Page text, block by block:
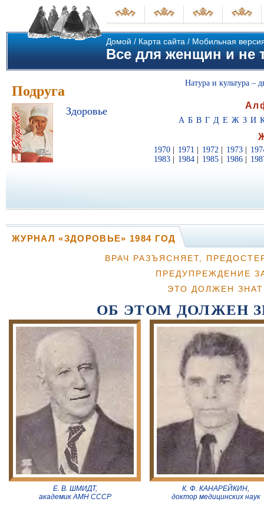
Домой / Карта сайта / Мобильная
Все для женщин и не
Подруга
Здоровье
Натура и культура –
А Б В Г Д Е Ж З И
1970| 1971 1972| 1973|
1983| 1984| 1985| 1986|
ЖУРНАЛ «ЗДОРОВЬЕ» 1984 ГОД
ВРАЧ РАЗЪЯСНЯЕТ,
ПРЕДУПРЕЖДЕНИЕ
ЭТО ДОЛЖЕН
ОБ ЭТОМ ДОЛЖЕН
Е. В. ШМИДТ,
академик АМН СССР
К. Ф. КАНАРЕЙКИН,
доктор медицинских наук